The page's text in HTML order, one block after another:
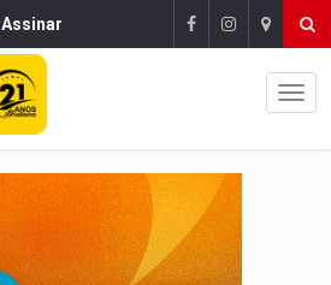
Assinar